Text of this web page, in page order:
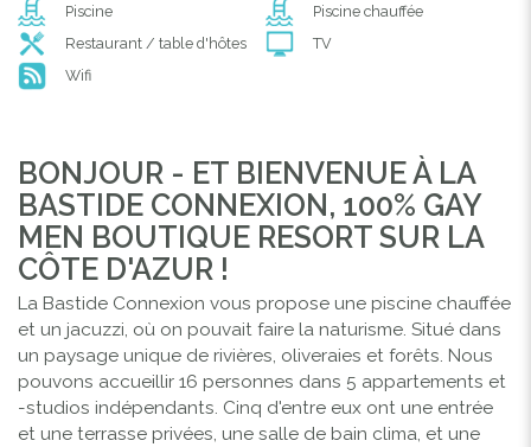
Piscine
Piscine chauffée
Restaurant / table d'hôtes
TV
Wifi
BONJOUR - ET BIENVENUE À LA
BASTIDE CONNEXION, 100% GAY
MEN BOUTIQUE RESORT SUR LA
CÔTE D'AZUR !
La Bastide Connexion vous propose une piscine chauffée
et un jacuzzi, où on pouvait faire la naturisme. Situé dans
un paysage unique de rivières, oliveraies et forêts. Nous
pouvons accueillir 16 personnes dans 5 appartements et
-studios indépendants. Cinq d'entre eux ont une entrée
et une terrasse privées, une salle de bain clima, et une